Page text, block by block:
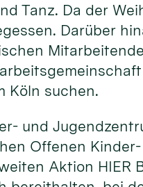
Tanz. Da der
Darüber
Köln suchen.
und
Offenen
Aktion HIER